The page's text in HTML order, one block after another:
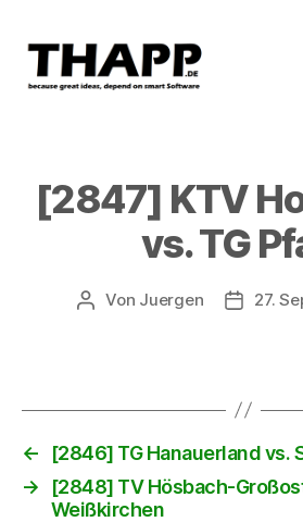
[2847] KTV
vs. TG
Beitragsautor
Von Juergen 27.
←
[2846] TG Hanauerland vs.
→
[2848] TV Hösbach-
Weißkirchen